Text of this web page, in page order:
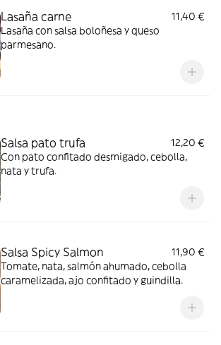
Lasaña carne
11,40 €
Lasaña con salsa boloñesa y queso
parmesano.
Salsa pato trufa
12,20 €
Con pato confitado desmigado, cebolla,
nata y trufa.
Salsa Spicy Salmon
11,90 €
Tomate, nata, salmón ahumado, cebolla
caramelizada, ajo confitado y guindilla.